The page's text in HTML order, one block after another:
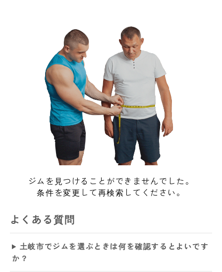
ジムを見つけることができませんでした。
条件を変更して再検索してください。
よくある質問
土岐市でジムを選ぶときは何を確認するとよいです
か？